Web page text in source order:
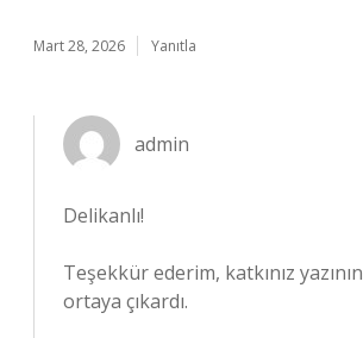
Mart 28, 2026 Yanıtla
admin
Delikanlı!
Teşekkür ederim, katkınız yazının
ortaya çıkardı.